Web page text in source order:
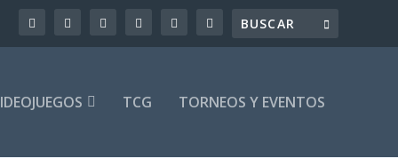
TCG TORNEOS Y EVENTOS